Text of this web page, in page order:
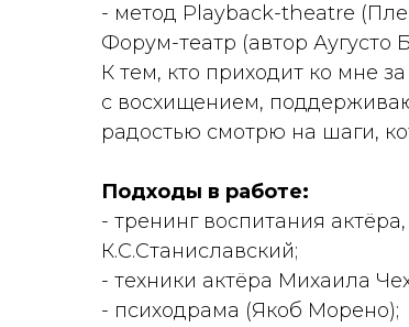
- метод Playback-theatre
Форум-театр (автор Аугусто
К тем, кто приходит ко мне
с восхищением,
радостью смотрю на шаги,
Подходы в работе:
- тренинг воспитания
К.С.Станиславский;
- техники актёра Михаила
- психодрама (Якоб Морено);